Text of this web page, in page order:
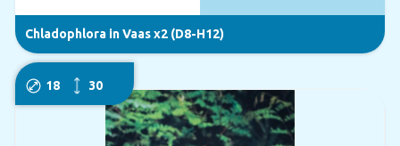
Chladophlora in Vaas x2 (D8-H12)
18 30